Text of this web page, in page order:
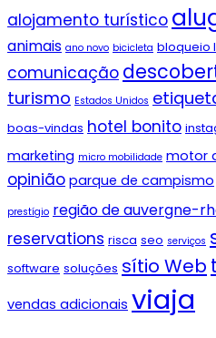
alojamento turístico
animais ano novo bicicleta bloqueio
comunicação
turismo Estados Unidos
boas-vindas hotel bonito
marketing micro mobilidade motor
opinião parque de campismo
prestígio região de auvergne-
reservations risca seo serviços
software soluções sítio Web
vendas adicionais viaja